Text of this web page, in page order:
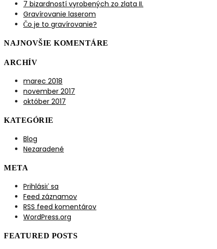
7 bizardností vyrobených zo zlata II.
Gravírovanie laserom
Čo je to gravírovanie?
NAJNOVŠIE KOMENTÁRE
ARCHÍV
marec 2018
november 2017
október 2017
KATEGÓRIE
Blog
Nezaradené
META
Prihlásiť sa
Feed záznamov
RSS feed komentárov
WordPress.org
FEATURED POSTS